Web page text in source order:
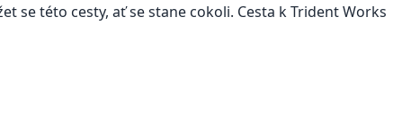
se této cesty, ať se stane cokoli. Cesta k Trident Works